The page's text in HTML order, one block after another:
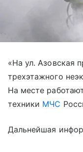
«На ул. Азовская
трехэтажного
На месте
техники МЧС
Дальнейшая